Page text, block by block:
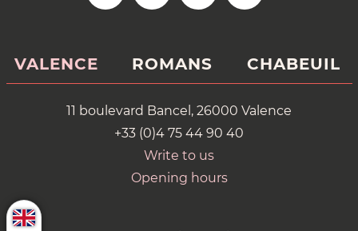
VALENCE ROMANS CHABEUIL
11 boulevard Bancel, 26000 Valence
+33 (0)4 75 44 90 40
Write to us
Opening hours